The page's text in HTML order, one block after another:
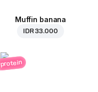
Muffin banana
IDR 33.000
protein